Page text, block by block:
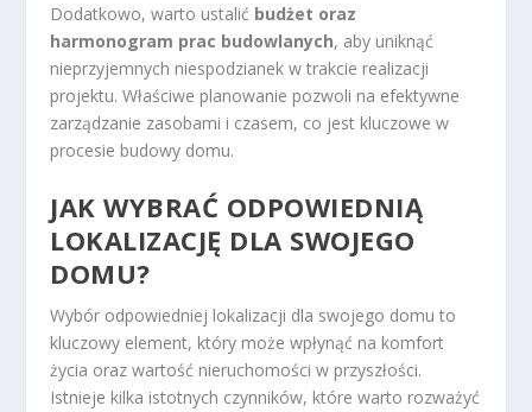
Dodatkowo, warto ustalić budżet oraz
harmonogram prac budowlanych, aby uniknąć
nieprzyjemnych niespodzianek w trakcie realizacji
projektu. Właściwe planowanie pozwoli na efektywne
zarządzanie zasobami i czasem, co jest kluczowe w
procesie budowy domu.
JAK WYBRAĆ ODPOWIEDNIĄ
LOKALIZACJĘ DLA SWOJEGO
DOMU?
Wybór odpowiedniej lokalizacji dla swojego domu to
kluczowy element, który może wpłynąć na komfort
życia oraz wartość nieruchomości w przyszłości.
Istnieje kilka istotnych czynników, które warto rozważyć